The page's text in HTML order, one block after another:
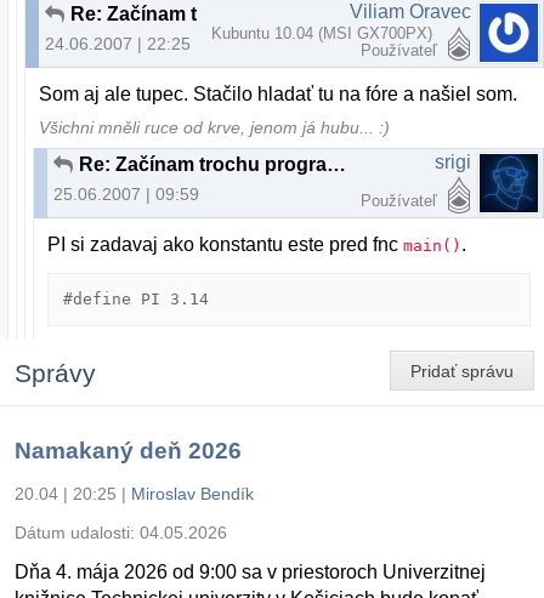
24.06.2007 | 22:25
Viliam Oravec
Kubuntu 10.04 (MSI GX700PX)
Používateľ
Som aj ale tupec. Stačilo hladať tu na fóre a našiel som.
Všichni mněli ruce od krve, jenom já hubu... :)
Re: Začínam trochu programovať...
25.06.2007 | 09:59
srigi
Používateľ
PI si zadavaj ako konstantu este pred fncmain() .
#define PI 3.14
Pridať správu
Správy
Namakaný deň 2026
20.04 | 20:25 | Miroslav Bendík
Dátum udalosti: 04.05.2026
Dňa 4. mája 2026 od 9:00 sa v priestoroch Univerzitnej